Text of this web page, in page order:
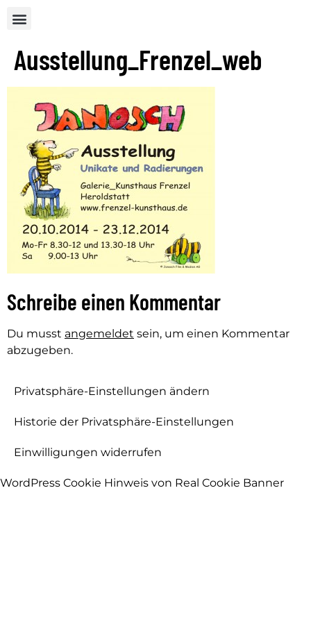
Ausstellung_Frenzel_web
Schreibe einen Kommentar
Du musst angemeldet sein, um einen Kommentar
abzugeben.
Privatsphäre-Einstellungen ändern
Historie der Privatsphäre-Einstellungen
Einwilligungen widerrufen
WordPress Cookie Hinweis von Real Cookie Banner